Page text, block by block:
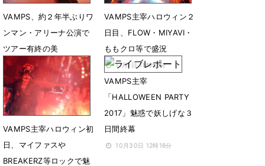
VAMPS、約２年半ぶりワ
ンマン・アリーナ公演で
ツアー有終の美
11月7日 13時01分
VAMPS主宰ハロウィン２
日目、FLOW・MIYAVI・
ももクロ等で盛況
11月1日 18時55分
VAMPS主宰ハロウィン初
日、マイファスや
BREAKERZ等ロックで魅
VAMPS主宰
「HALLOWEEN PARTY
2017」魅惑で妖しげな３
日間終幕
10月30日 12時16分